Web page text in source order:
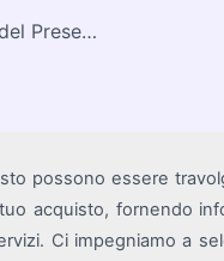
iPad Pro 13″ M4: Il Display del Futuro Prigioniero del Presente
possono essere
acquisto, fornendo
Ci impegniamo a